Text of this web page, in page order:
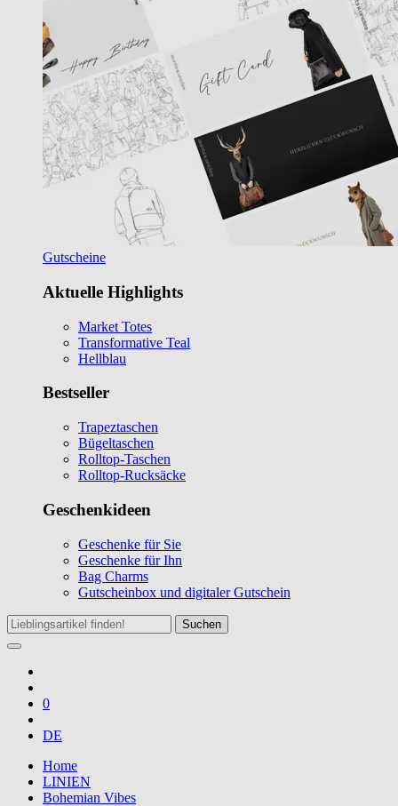
Gutscheine
Aktuelle Highlights
Market Totes
Transformative Teal
Hellblau
Bestseller
Trapeztaschen
Bügeltaschen
Rolltop-Taschen
Rolltop-Rucksäcke
Geschenkideen
Geschenke für Sie
Geschenke für Ihn
Bag Charms
Gutscheinbox und digitaler Gutschein
Suchen
0
DE
Home
LINIEN
Bohemian Vibes